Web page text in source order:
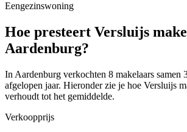
Eengezinswoning
Hoe presteert Versluijs
Aardenburg?
In Aardenburg verkochten 8 makelaars samen
afgelopen jaar. Hieronder zie je hoe Versluijs
verhoudt tot het gemiddelde.
Verkoopprijs